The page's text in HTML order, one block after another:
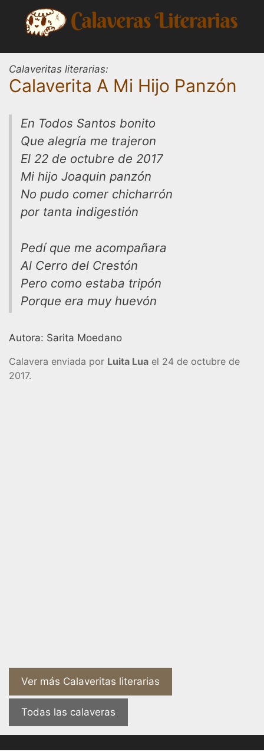
contenido
Calaveritas literarias:
Calaverita A Mi Hijo Panzón
En Todos Santos bonito
Que alegría me trajeron
El 22 de octubre de 2017
Mi hijo Joaquin panzón
No pudo comer chicharrón
por tanta indigestión
Pedí que me acompañara
Al Cerro del Crestón
Pero como estaba tripón
Porque era muy huevón
Autora: Sarita Moedano
Calavera enviada por Luita Lua el 24 de octubre de
2017.
Ver más Calaveritas literarias
Todas las calaveras